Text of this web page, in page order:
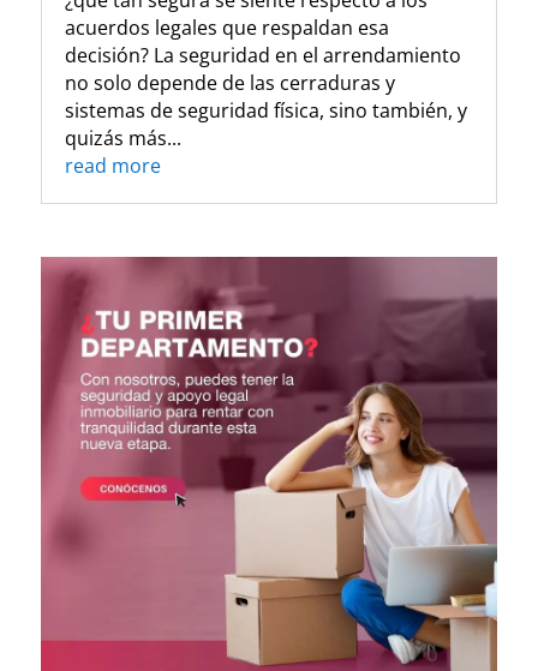
acuerdos legales que respaldan esa
decisión? La seguridad en el arrendamiento
no solo depende de las cerraduras y
sistemas de seguridad física, sino también, y
quizás más...
read more